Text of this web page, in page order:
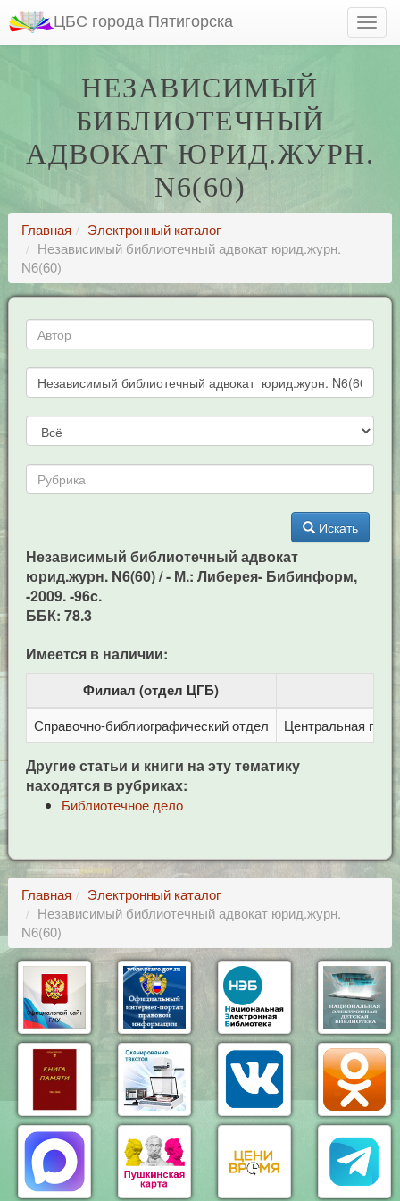
ЦБС города Пятигорска
НЕЗАВИСИМЫЙ
БИБЛИОТЕЧНЫЙ
АДВОКАТ ЮРИД.ЖУРН.
N6(60)
Главная
Электронный каталог
Независимый библиотечный адвокат юрид.журн.
N6(60)
Искать
Независимый библиотечный адвокат
юрид.журн. N6(60) / - М.: Либерея- Бибинформ,
-2009. -96c.
ББК: 78.3
Имеется в наличии:
Филиал (отдел ЦГБ)
Справочно-библиографический отдел Центральная
Другие статьи и книги на эту тематику
находятся в рубриках:
Библиотечное дело
Главная
Электронный каталог
Независимый библиотечный адвокат юрид.журн.
N6(60)